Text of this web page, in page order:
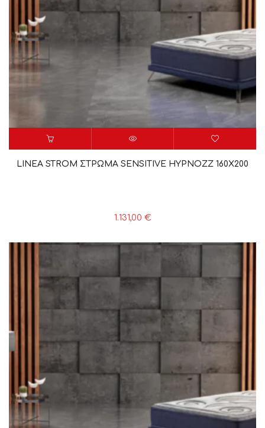
LINEA STROM ΣΤΡΩΜΑ SENSITIVE HYPNOZZ 160X200
1.131,00 €